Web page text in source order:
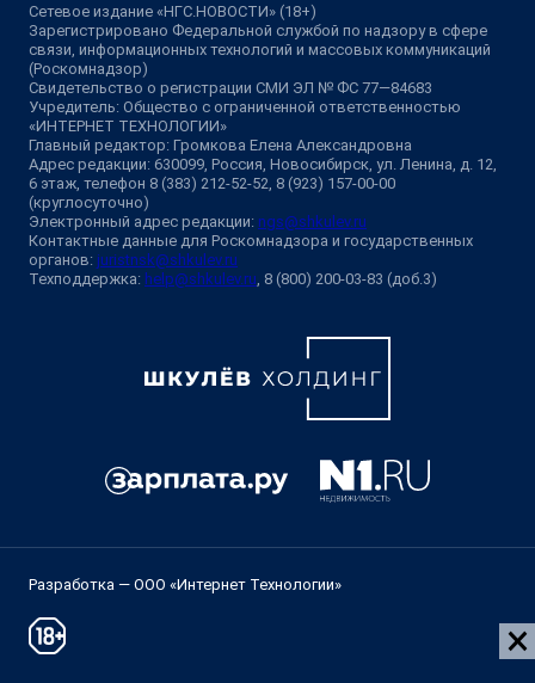
Сетевое издание «НГС.НОВОСТИ» (18+)
Зарегистрировано Федеральной службой по надзору в сфере
связи, информационных технологий и массовых коммуникаций
(Роскомнадзор)
Свидетельство о регистрации СМИ ЭЛ № ФС 77—84683
Учредитель: Общество с ограниченной ответственностью
«ИНТЕРНЕТ ТЕХНОЛОГИИ»
Главный редактор: Громкова Елена Александровна
Адрес редакции: 630099, Россия, Новосибирск, ул. Ленина, д. 12,
6 этаж, телефон 8 (383) 212-52-52, 8 (923) 157-00-00
(круглосуточно)
Электронный адрес редакции: ngs@shkulev.ru
Контактные данные для Роскомнадзора и государственных
органов: juristnsk@shkulev.ru
Техподдержка: help@shkulev.ru , 8 (800) 200-03-83 (доб.3)
Разработка — ООО «Интернет Технологии»